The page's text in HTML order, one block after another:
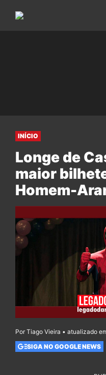
INÍCIO
Longe de
maior
Homem-
Por Tiago Vieira • atualizado
SIGA NO GOOGLE NEWS